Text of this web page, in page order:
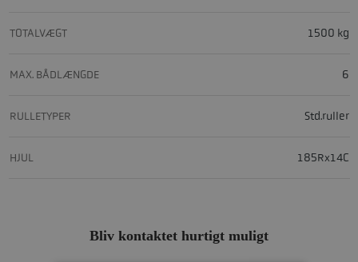
TOTALVÆGT 1500 kg
MAX. BÅDLÆNGDE 6
RULLETYPER Std.ruller
HJUL 185Rx14C
Bliv kontaktet hurtigt muligt